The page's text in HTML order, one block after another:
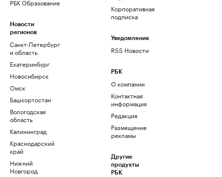
РБК Образование
Новости
регионов
Санкт-Петербург
и область
Екатеринбург
Новосибирск
Омск
Башкортостан
Вологодская
область
Калининград
Краснодарский
край
Нижний
Новгород
Корпоративная
подписка
Уведомления
RSS Новости
РБК
О компании
Контактная
информация
Редакция
Размещение
рекламы
Другие
продукты
РБК